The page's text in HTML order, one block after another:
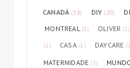
CANADÁ (58) DIY (20)
MONTREAL (3) OLIVER (1)
(2) CASA (1) DAYCARE
MATERNIDADE (3)